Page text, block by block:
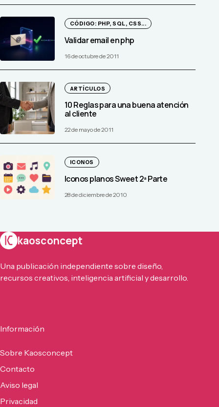
CÓDIGO: PHP, SQL, CSS...
Validar email en php
16 de octubre de 2011
ARTÍCULOS
10 Reglas para una buena atención
al cliente
22 de mayo de 2011
ICONOS
Iconos planos Sweet 2ª Parte
28 de diciembre de 2010
kaosconcept
Una publicación independiente sobre diseño,
recursos creativos, inteligencia artificial y desarrollo.
Información
Sobre Kaosconcept
Contacto
Aviso legal
Privacidad